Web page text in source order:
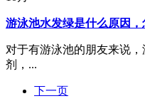
游泳池水发绿是什么原因，
对于有游泳池的朋友来说
剂，...
下一页